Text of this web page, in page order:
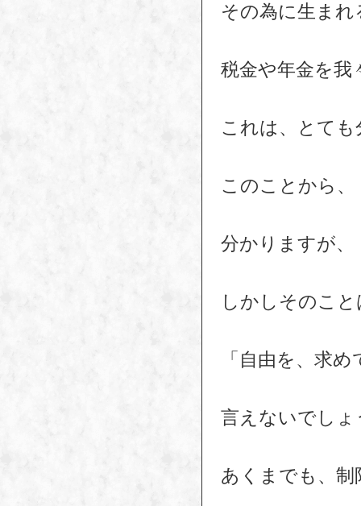
その為に生ま
税金や年金を我
これは、とて
このことから
分かりますが、
しかしそのこ
「自由を、求
言えないでしょ
あくまでも、